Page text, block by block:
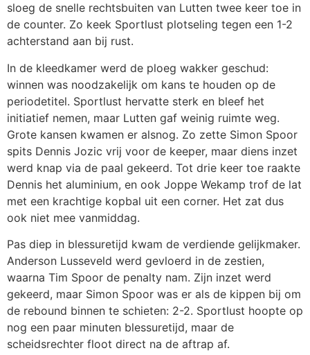
sloeg de snelle rechtsbuiten van Lutten twee keer toe in
de counter. Zo keek Sportlust plotseling tegen een 1-2
achterstand aan bij rust.
In de kleedkamer werd de ploeg wakker geschud:
winnen was noodzakelijk om kans te houden op de
periodetitel. Sportlust hervatte sterk en bleef het
initiatief nemen, maar Lutten gaf weinig ruimte weg.
Grote kansen kwamen er alsnog. Zo zette Simon Spoor
spits Dennis Jozic vrij voor de keeper, maar diens inzet
werd knap via de paal gekeerd. Tot drie keer toe raakte
Dennis het aluminium, en ook Joppe Wekamp trof de lat
met een krachtige kopbal uit een corner. Het zat dus
ook niet mee vanmiddag.
Pas diep in blessuretijd kwam de verdiende gelijkmaker.
Anderson Lusseveld werd gevloerd in de zestien,
waarna Tim Spoor de penalty nam. Zijn inzet werd
gekeerd, maar Simon Spoor was er als de kippen bij om
de rebound binnen te schieten: 2-2. Sportlust hoopte op
nog een paar minuten blessuretijd, maar de
scheidsrechter floot direct na de aftrap af.